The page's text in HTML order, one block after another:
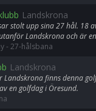
Landskrona
stolt upp sina 27 hål. 18
Landskrona och är
- 27-hålsbana
Landskrona
Landskrona finns denna
en golfdag i Öresund.